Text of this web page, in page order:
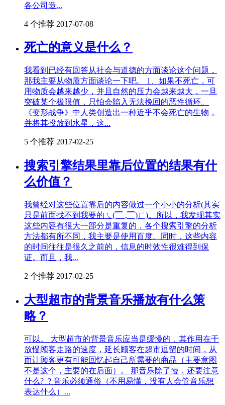
各公司造...
4 个推荐 2017-07-08
死亡的意义是什么？
我看到已经有回答从社会与道德的方面谈论这个问题，
那我主要从物质方面谈论一下吧。 1、如果不死亡，可
用物质会越来越少，并且自然的压力会越来越大，一旦
突破某个极限值，只怕会陷入无法挽回的恶性循环。
《变形战争》中人类创造出一种近乎不会死亡的生物，
并将其投放到水星，这...
5 个推荐 2017-02-25
搜索引擎结果里靠后位置的结果有什
么价值？
我曾经对这些位置靠后的内容做过一个小小的分析(其实
只是前面找不到我要的ㄟ(▔ ,▔)ㄏ)。所以，我发现其实
这些内容有很大一部分是重复的，各个搜索引擎的分析
方法都有所不同，我主要是使用百度。同时，这些内容
的时间往往是很久之前的，信息的时效性很难得到保
证。而且，我...
2 个推荐 2017-02-25
大型超市的背景音乐播放有什么策
略？
可以。 大型超市的背景音乐应当是缓慢的，其作用在于
放慢顾客走路的速度，延长顾客在超市逗留的时间，从
而让顾客更有可能回忆起自己所需要的商品（主要意图
不是这个，主要的在后面）。 那音乐除了慢，还要注意
什么?_? 音乐必须通俗（不用易懂，没有人会管音乐想
表达什么）...